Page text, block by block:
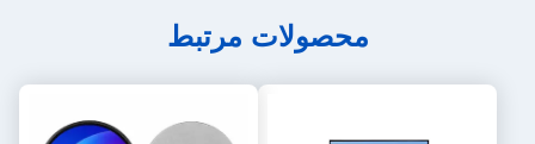
محصولات مرتبط